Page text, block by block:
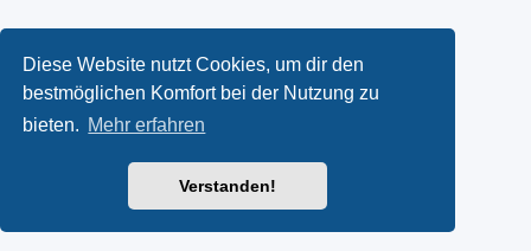
Diese Website nutzt Cookies, um dir den
bestmöglichen Komfort bei der Nutzung zu
bieten. Mehr erfahren
Verstanden!